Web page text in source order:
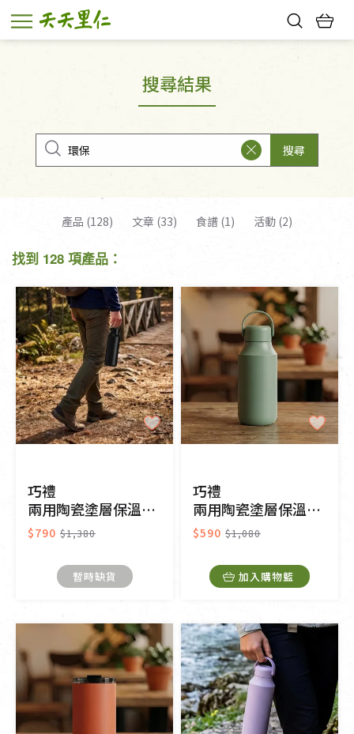
幸福節中獎名單
搜尋結果
搜尋
產品 (128) 文章 (33) 食譜 (1) 活動 (2)
找到 128 項產品：
巧禮
兩用陶瓷塗層保溫杯-霧夜黑600ml
$790 $1,380
暫時缺貨
巧禮
兩用陶瓷塗層保溫杯-莫蘭綠350ml
$590 $1,080
加入購物籃